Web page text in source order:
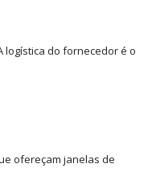
logística do fornecedor é o
ofereçam janelas de